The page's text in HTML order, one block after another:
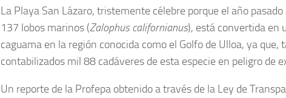
La Playa San Lázaro, tristemente célebre porque el año
137 lobos marinos (Zalophus californianus), está convertida en
caguama en la región conocida como el Golfo de Ulloa, ya
contabilizados mil 88 cadáveres de esta especie en peligro de
Un reporte de la Profepa obtenido a través de la Ley de